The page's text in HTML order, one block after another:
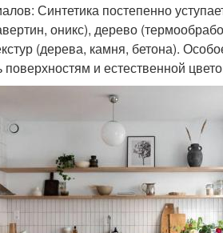
Синтетика постепенно
оникс), дерево
(дерева, камня, бетона).
и естественной